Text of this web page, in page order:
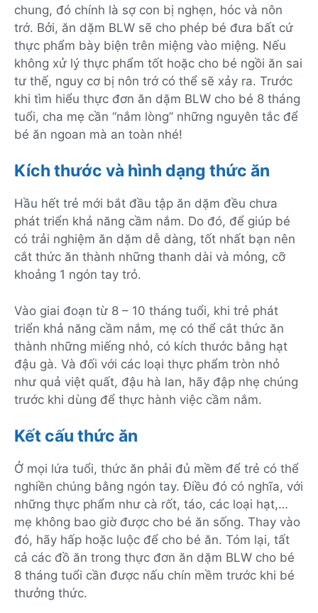
chung, đó chính là sợ con bị nghẹn, hóc và nôn
trớ. Bởi, ăn dặm BLW sẽ cho phép bé đưa bất cứ
thực phẩm bày biện trên miệng vào miệng. Nếu
không xử lý thực phẩm tốt hoặc cho bé ngồi ăn sai
tư thế, nguy cơ bị nôn trớ có thể sẽ xảy ra. Trước
khi tìm hiểu thực đơn ăn dặm BLW cho bé 8 tháng
tuổi, cha mẹ cần “nắm lòng” những nguyên tắc để
bé ăn ngoan mà an toàn nhé!
Kích thước và hình dạng thức ăn
Hầu hết trẻ mới bắt đầu tập ăn dặm đều chưa
phát triển khả năng cầm nắm. Do đó, để giúp bé
có trải nghiệm ăn dặm dễ dàng, tốt nhất bạn nên
cắt thức ăn thành những thanh dài và mỏng, cỡ
khoảng 1 ngón tay trỏ.
Vào giai đoạn từ 8 – 10 tháng tuổi, khi trẻ phát
triển khả năng cầm nắm, mẹ có thể cắt thức ăn
thành những miếng nhỏ, có kích thước bằng hạt
đậu gà. Và đối với các loại thực phẩm tròn nhỏ
như quả việt quất, đậu hà lan, hãy đập nhẹ chúng
trước khi dùng để thực hành việc cầm nắm.
Kết cấu thức ăn
Ở mọi lứa tuổi, thức ăn phải đủ mềm để trẻ có thể
nghiền chúng bằng ngón tay. Điều đó có nghĩa, với
những thực phẩm như cà rốt, táo, các loại hạt,…
mẹ không bao giờ được cho bé ăn sống. Thay vào
đó, hãy hấp hoặc luộc để cho bé ăn. Tóm lại, tất
cả các đồ ăn trong thực đơn ăn dặm BLW cho bé
8 tháng tuổi cần được nấu chín mềm trước khi bé
thưởng thức.